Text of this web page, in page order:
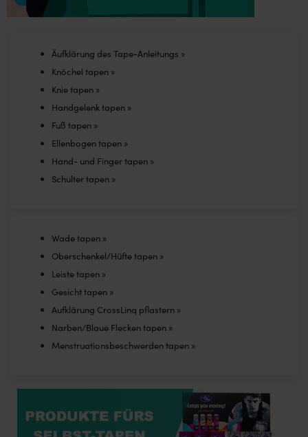
Äufklärung des Tape-Anleitungs »
Knöchel tapen »
Knie tapen »
Handgelenk tapen »
Fuß tapen »
Ellenbogen tapen »
Hand- und Finger tapen »
Schulter tapen »
Wade tapen »
Oberschenkel/Hüfte tapen »
Leiste tapen »
Gesicht tapen »
Aufklärung CrossLinq pflastern »
Narben/Blaue Flecken tapen »
Menstruationsbeschwerden tapen »